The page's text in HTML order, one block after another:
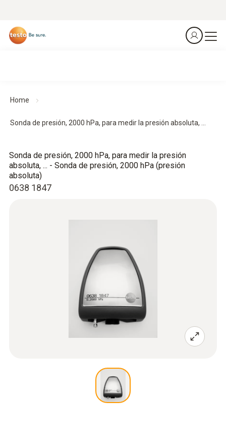
Home
Sonda de presión, 2000 hPa, para medir la presión absoluta, ...
0638 1847
Sonda de presión, 2000 hPa, para medir la presión
absoluta, ... - Sonda de presión, 2000 hPa (presión
absoluta)